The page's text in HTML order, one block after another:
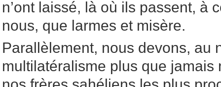
n’ont laissé, là où ils passent, à
nous, que larmes et misère.
Parallèlement, nous devons, au
multilatéralisme plus que jamais